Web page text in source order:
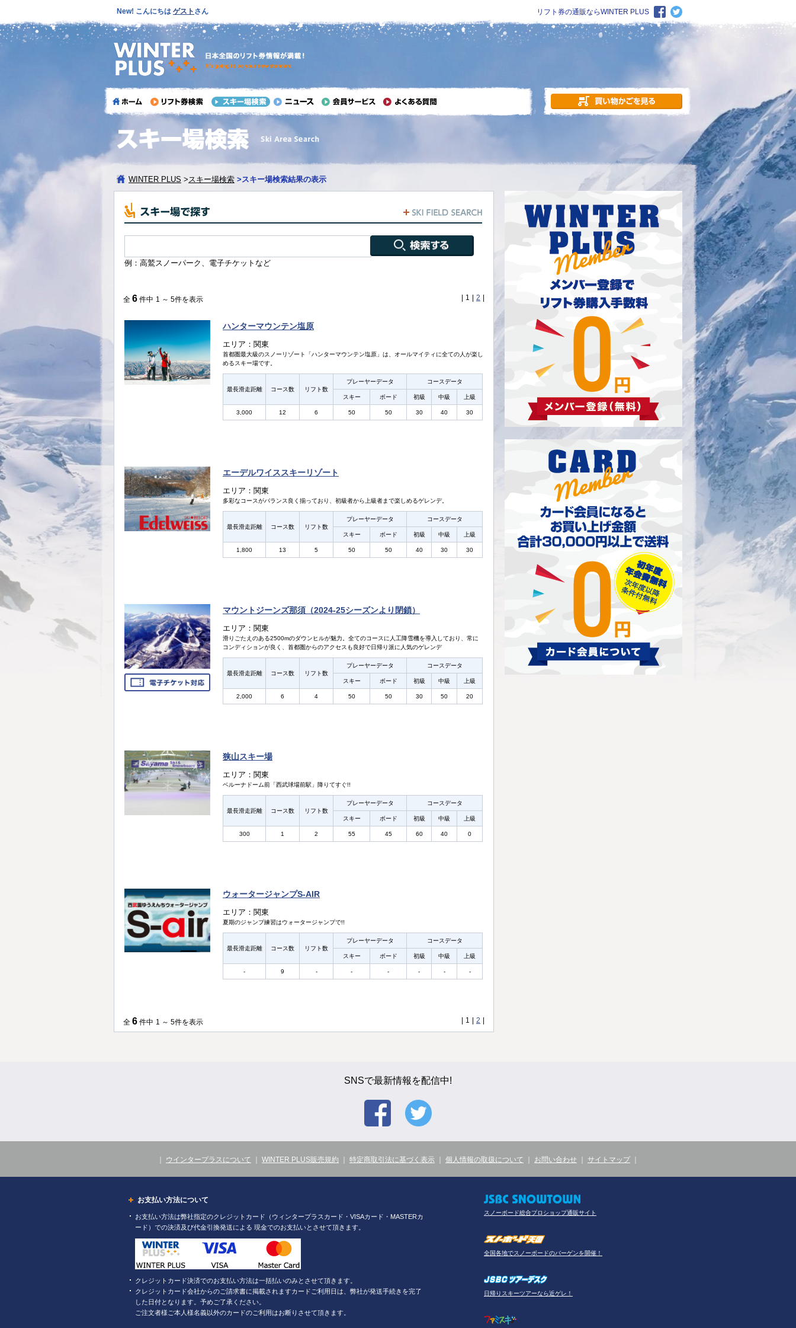
New! こんにちは ゲスト さん リフト券の通販ならWINTER PLUS
WINTER PLUS >スキー場検索 >スキー場検索結果の表示
例：高鷲スノーパーク、電子チケットなど
全 6 件中 1 ～ 5件を表示 1 2
ハンターマウンテン塩原
エリア：関東
首都圏最大級のスノーリゾート「ハンターマウンテン塩原」は、オールマイティに全ての人が楽し
めるスキー場です。
最長滑走距離 コース数 リフト数
プレーヤーデータ コースデータ
スキー ボード 初級 中級 上級
3,000 12 6 50 50 30 40 30
エーデルワイススキーリゾート
エリア：関東
多彩なコースがバランス良く揃っており、初級者から上級者まで楽しめるゲレンデ。
最長滑走距離 コース数 リフト数
プレーヤーデータ コースデータ
スキー ボード 初級 中級 上級
1,800 13 5 50 50 40 30 30
マウントジーンズ那須（2024-25シーズンより閉鎖）
エリア：関東
滑りごたえのある2500mのダウンヒルが魅力。全てのコースに人工降雪機を導入しており、常に
コンディションが良く、首都圏からのアクセスも良好で日帰り派に人気のゲレンデ
最長滑走距離 コース数 リフト数
プレーヤーデータ コースデータ
スキー ボード 初級 中級 上級
2,000 6 4 50 50 30 50 20
狭山スキー場
エリア：関東
ベルーナドーム前「西武球場前駅」降りてすぐ!!
最長滑走距離 コース数 リフト数
プレーヤーデータ コースデータ
スキー ボード 初級 中級 上級
300 1 2 55 45 60 40 0
ウォータージャンプS-AIR
エリア：関東
夏期のジャンプ練習はウォータージャンプで!!
最長滑走距離 コース数 リフト数
プレーヤーデータ コースデータ
スキー ボード 初級 中級 上級
- 9 - - - - - -
全 6 件中 1 ～ 5件を表示 1 2
SNSで最新情報を配信中!
ウインタープラスについて WINTER PLUS販売規約 特定商取引法に基づく表示 個人情報の取扱について お問い合わせ サイトマップ
スノーボード総合プロショップ通販サイト
全国各地でスノーボードのバーゲンを開催！
日帰りスキーツアーなら近ゲレ！
お支払い方法について
お支払い方法は弊社指定のクレジットカード（ウィンタープラスカード・VISAカード・MASTERカ
ード）での決済及び代金引換発送による 現金でのお支払いとさせて頂きます。
クレジットカード決済でのお支払い方法は一括払いのみとさせて頂きます。
クレジットカード会社からのご請求書に掲載されますカードご利用日は、弊社が発送手続きを完了
した日付となります。予めご了承ください。
ご注文者様ご本人様名義以外のカードのご利用はお断りさせて頂きます。